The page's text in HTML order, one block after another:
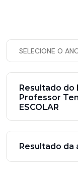
SELECIONE O
Resultado do
Professor
ESCOLAR
Resultado da